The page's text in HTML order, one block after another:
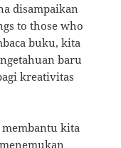
disampaikan
to those who
buku, kita
baru
kreativitas
kita